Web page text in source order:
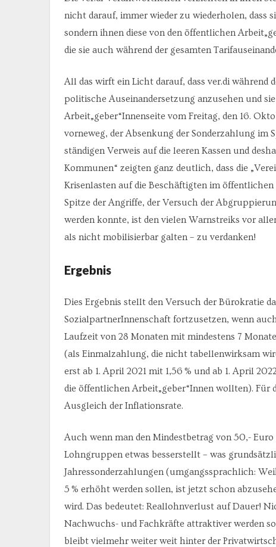
nicht darauf, immer wieder zu wiederholen, dass
sondern ihnen diese von den öffentlichen
die sie auch während der gesamten
All das wirft ein Licht darauf, dass ver.di während
politische Auseinandersetzung anzusehen und
Arbeit„geber“Innenseite vom Freitag, den 16.
vorneweg, der Absenkung der Sonderzahlung im
ständigen Verweis auf die leeren Kassen und
Kommunen“ zeigten ganz deutlich, dass die
Krisenlasten auf die Beschäftigten im
Spitze der Angriffe, der Versuch der
werden konnte, ist den vielen Warnstreiks vor
als nicht mobilisierbar galten – zu verdanken!
Ergebnis
Dies Ergebnis stellt den Versuch der Bürokratie
SozialpartnerInnenschaft fortzusetzen, wenn
Laufzeit von 28 Monaten mit mindestens 7
(als Einmalzahlung, die nicht tabellenwirksam
erst ab 1. April 2021 mit 1,56 % und ab 1. April
die öffentlichen Arbeit„geber“Innen wollten). Für
Ausgleich der Inflationsrate.
Auch wenn man den Mindestbetrag von 50,-
Lohngruppen etwas besserstellt – was
Jahressonderzahlungen (umgangssprachlich:
5 % erhöht werden sollen, ist jetzt schon
wird. Das bedeutet: Reallohnverlust auf Dauer!
Nachwuchs- und Fachkräfte attraktiver werden
bleibt vielmehr weiter weit hinter der